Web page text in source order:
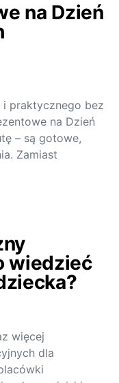
na Dzień
praktycznego bez
na Dzień
– są gotowe,
Zamiast
wiedzieć
więcej
dla